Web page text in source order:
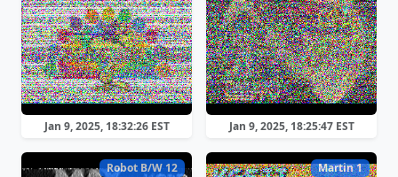
Jan 9, 2025, 18:32:26 EST Jan 9, 2025, 18:25:47 EST
Robot B/W 12 Martin 1